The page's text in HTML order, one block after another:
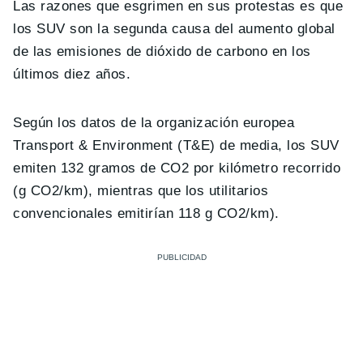
Las razones que esgrimen en sus protestas es que
los SUV son la segunda causa del aumento global
de las emisiones de dióxido de carbono en los
últimos diez años.
Según los datos de la organización europea
Transport & Environment (T&E) de media, los SUV
emiten 132 gramos de CO2 por kilómetro recorrido
(g CO2/km), mientras que los utilitarios
convencionales emitirían 118 g CO2/km).